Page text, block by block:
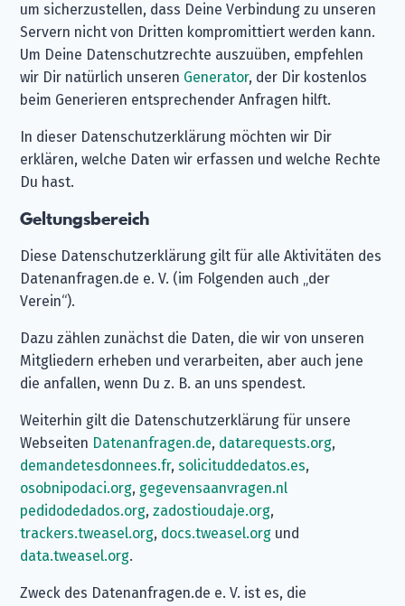
um sicherzustellen, dass Deine Verbindung zu unseren
Servern nicht von Dritten kompromittiert werden kann.
Um Deine Datenschutzrechte auszuüben, empfehlen
wir Dir natürlich unseren Generator, der Dir kostenlos
beim Generieren entsprechender Anfragen hilft.
In dieser Datenschutzerklärung möchten wir Dir
erklären, welche Daten wir erfassen und welche Rechte
Du hast.
Geltungsbereich
Diese Datenschutzerklärung gilt für alle Aktivitäten des
Datenanfragen.de e. V. (im Folgenden auch „der
Verein“).
Dazu zählen zunächst die Daten, die wir von unseren
Mitgliedern erheben und verarbeiten, aber auch jene
die anfallen, wenn Du z. B. an uns spendest.
Weiterhin gilt die Datenschutzerklärung für unsere
Webseiten Datenanfragen.de, datarequests.org,
demandetesdonnees.fr,solicituddedatos.es,
osobnipodaci.org, gegevensaanvragen.nl
pedidodedados.org,zadostioudaje.org,
trackers.tweasel.org, docs.tweasel.org und
data.tweasel.org.
Zweck des Datenanfragen.de e. V. ist es, die